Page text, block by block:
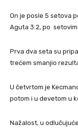
On je posle 5 setova
Aguta 3:2, po
Prva dva seta su
trećem smanjio
U četvrtom je
potom i u devetom u
Nažalost, u